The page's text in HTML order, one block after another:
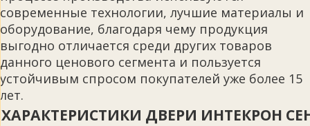
современные технологии, лучшие материалы и
оборудование, благодаря чему продукция
выгодно отличается среди других товаров
данного ценового сегмента и пользуется
устойчивым спросом покупателей уже более 15
лет.
ХАРАКТЕРИСТИКИ ДВЕРИ ИНТЕКРОН